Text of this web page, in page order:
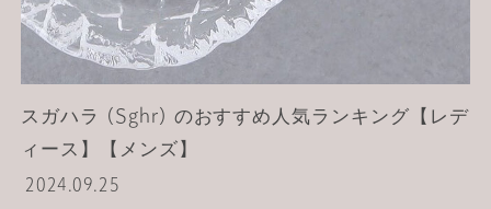
スガハラ (Sghr) のおすすめ人気ランキング【レデ
ィース】【メンズ】
2024.09.25